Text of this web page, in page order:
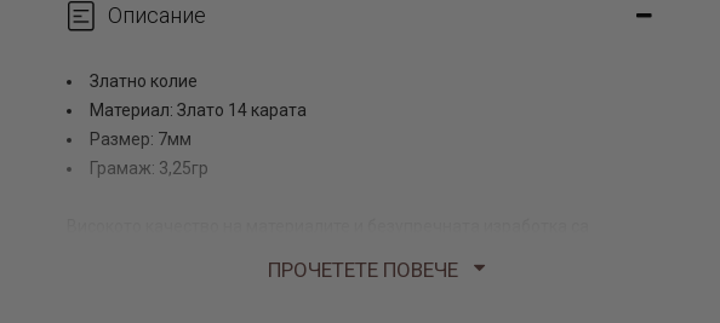
Описание
Златно колие
Материал: Злато 14 карата
Размер: 7мм
Грамаж: 3,25гр
ПРОЧЕТЕТЕ ПОВЕЧЕ